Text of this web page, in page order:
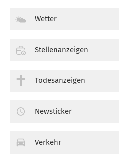
Wetter
Stellenanzeigen
Todesanzeigen
Newsticker
Verkehr